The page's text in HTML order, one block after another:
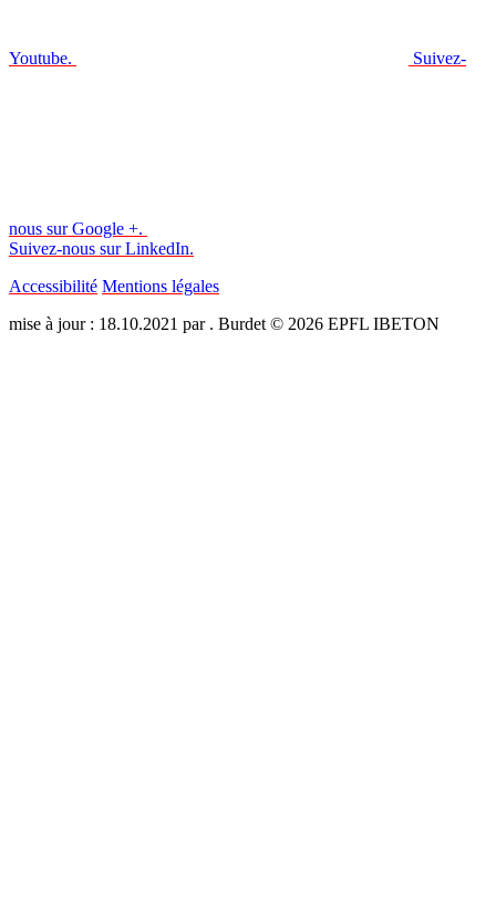
Youtube. Suivez-
nous sur Google +.
Suivez-nous sur LinkedIn.
Accessibilité Mentions légales
mise à jour : 18.10.2021 par . Burdet © 2026 EPFL IBETON